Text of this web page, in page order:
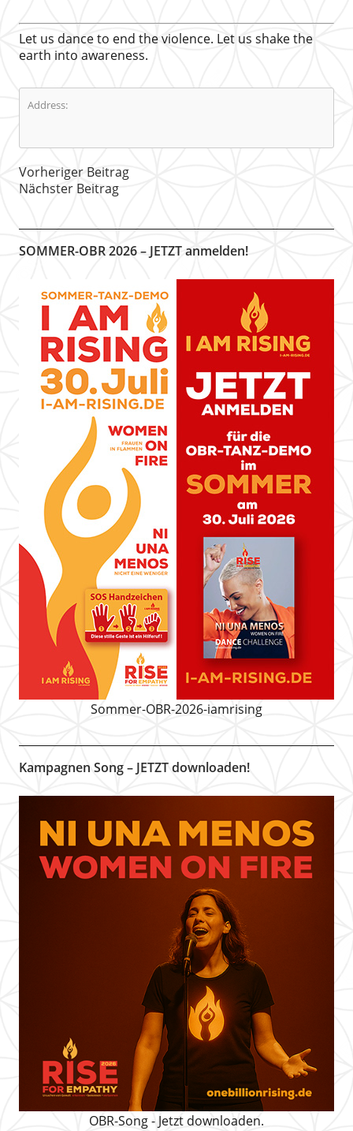
Let us dance to end the violence. Let us shake the
earth into awareness.
Address:
Vorheriger Beitrag
Nächster Beitrag
SOMMER-OBR 2026 – JETZT anmelden!
Sommer-OBR-2026-iamrising
Kampagnen Song – JETZT downloaden!
OBR-Song - Jetzt downloaden.